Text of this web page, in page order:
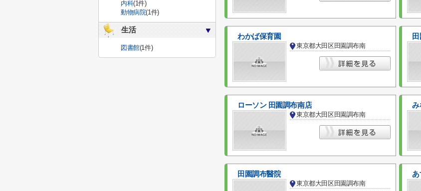
わかば保育園
東京都大田区田園調布南
ローソン 田園調布南店
東京都大田区田園調布南
み
田園調布醫院
東京都大田区田園調布南
あ
内科(1件)
動物病院(1件)
生活
図書館(1件)